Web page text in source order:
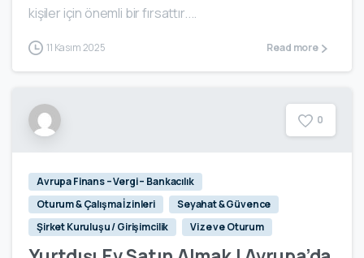
kişiler için önemli bir fırsattır....
11 Kasım 2025 Read more
0
Avrupa Finans – Vergi – Bankacılık
Oturum & Çalışma İzinleri
Seyahat & Güvence
Şirket Kuruluşu / Girişimcilik
Vize ve Oturum